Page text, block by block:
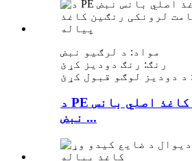
مواد: د لرګیو نبض
رنګ: رنګ دودیز کړئ
د دودیز لوګو قبول کړئ
د PE پوښل شوي کاغذ اصلي بانس
نبض ...